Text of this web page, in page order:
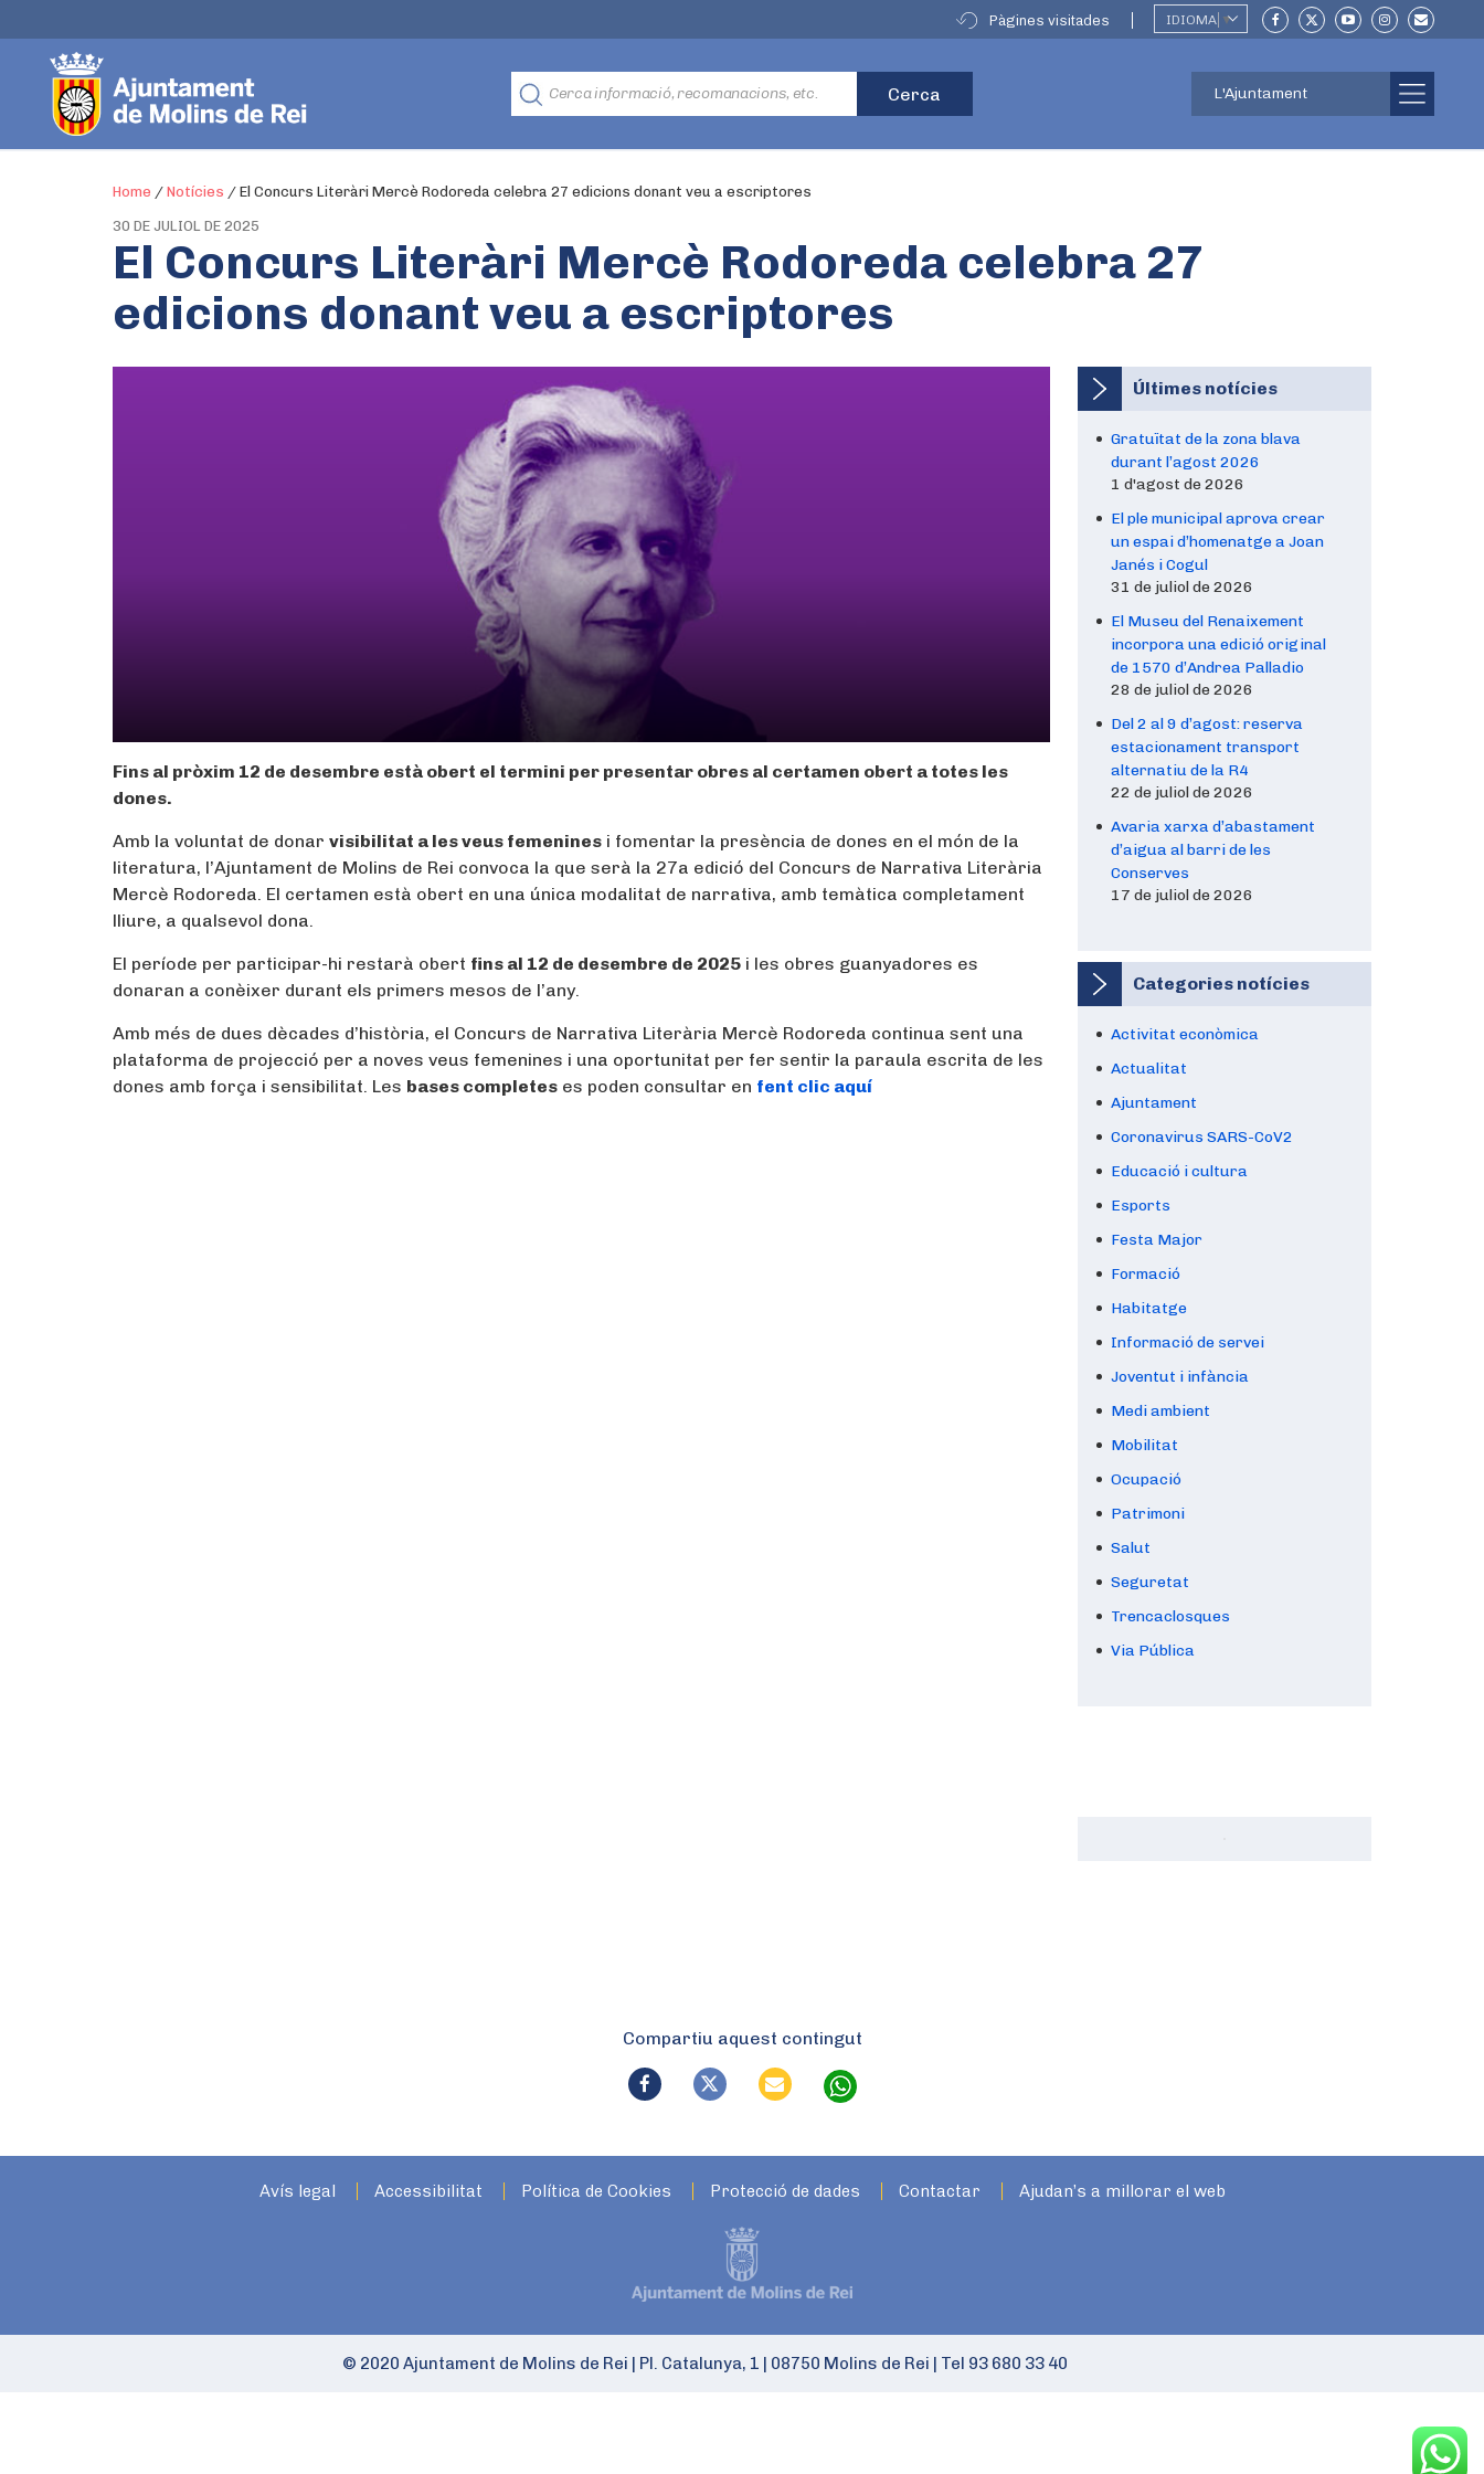
Pàgines visitades IDIOMA ▼
L'Ajuntament
Home / Notícies / El Concurs Literàri Mercè Rodoreda celebra 27 edicions donant veu a escriptores
30 DE JULIOL DE 2025
El Concurs Literàri Mercè Rodoreda celebra 27
edicions donant veu a escriptores
Fins al pròxim 12 de desembre està obert el termini per presentar obres al certamen obert a totes les
dones.
Amb la voluntat de donar visibilitat a les veus femenines i fomentar la presència de dones en el món de la
literatura, l’Ajuntament de Molins de Rei convoca la que serà la 27a edició del Concurs de Narrativa Literària
Mercè Rodoreda. El certamen està obert en una única modalitat de narrativa, amb temàtica completament
lliure, a qualsevol dona.
El període per participar-hi restarà obert fins al 12 de desembre de 2025 i les obres guanyadores es
donaran a conèixer durant els primers mesos de l’any.
Amb més de dues dècades d’història, el Concurs de Narrativa Literària Mercè Rodoreda continua sent una
plataforma de projecció per a noves veus femenines i una oportunitat per fer sentir la paraula escrita de les
dones amb força i sensibilitat. Les bases completes es poden consultar en fent clic aquí
Últimes notícies
Gratuïtat de la zona blava
durant l’agost 2026
1 d'agost de 2026
El ple municipal aprova crear
un espai d’homenatge a Joan
Janés i Cogul
31 de juliol de 2026
El Museu del Renaixement
incorpora una edició original
de 1570 d’Andrea Palladio
28 de juliol de 2026
Del 2 al 9 d’agost: reserva
estacionament transport
alternatiu de la R4
22 de juliol de 2026
Avaria xarxa d’abastament
d’aigua al barri de les
Conserves
17 de juliol de 2026
Categories notícies
Activitat econòmica
Actualitat
Ajuntament
Coronavirus SARS-CoV2
Educació i cultura
Esports
Festa Major
Formació
Habitatge
Informació de servei
Joventut i infància
Medi ambient
Mobilitat
Ocupació
Patrimoni
Salut
Seguretat
Trencaclosques
Via Pública
Compartiu aquest contingut
Avís legal Accessibilitat Política de Cookies Protecció de dades Contactar Ajudan’s a millorar el web
© 2020 Ajuntament de Molins de Rei Pl. Catalunya, 1 08750 Molins de Rei Tel 93 680 33 40